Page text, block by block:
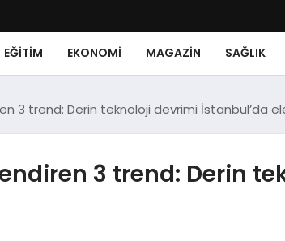
EĞITIM EKONOMI MAGAZIN SAĞLIK
3 trend: Derin teknoloji devrimi İstanbul’da
3 trend: Derin